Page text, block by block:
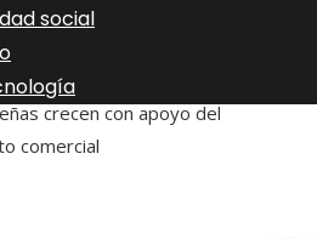
social
crecen con apoyo del
comercial